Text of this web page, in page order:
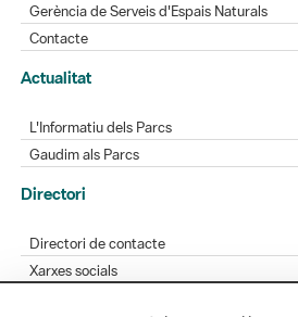
Gerència de Serveis d'Espais Naturals
Contacte
Actualitat
L'Informatiu dels Parcs
Gaudim als Parcs
Directori
Directori de contacte
Xarxes socials